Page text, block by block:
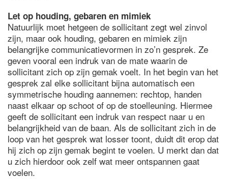
Let op houding, gebaren en mimiek
Natuurlijk moet hetgeen de sollicitant zegt wel zinvol
zijn, maar ook houding, gebaren en mimiek zijn
belangrijke communicatievormen in zo’n gesprek. Ze
geven vooral een indruk van de mate waarin de
sollicitant zich op zijn gemak voelt. In het begin van het
gesprek zal elke sollicitant bijna automatisch een
symmetrische houding aannemen: rechtop, handen
naast elkaar op schoot of op de stoelleuning. Hiermee
geeft de sollicitant een indruk van respect naar u en
belangrijkheid van de baan. Als de sollicitant zich in de
loop van het gesprek wat losser toont, duidt dit erop dat
hij zich op zijn gemak begint te voelen. U merkt dan dat
u zich hierdoor ook zelf wat meer ontspannen gaat
voelen.